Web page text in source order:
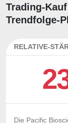
Trading-
Trendfolge-
Die Pacific